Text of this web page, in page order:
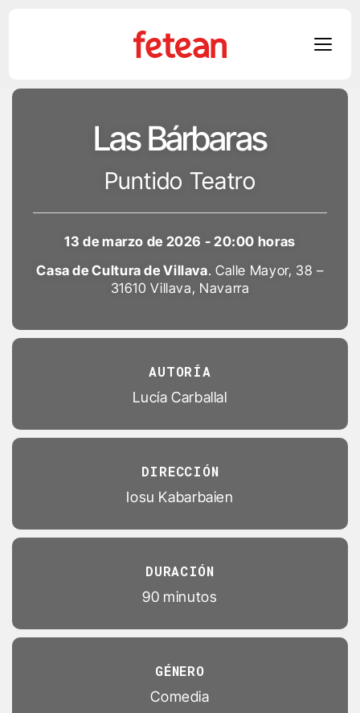
Skip
Las Bárbaras
Puntido Teatro
13 de marzo de 2026 - 20:00 horas
Casa de Cultura de Villava. Calle Mayor, 38 –
31610 Villava, Navarra
AUTORÍA
Lucía Carballal
DIRECCIÓN
Iosu Kabarbaien
DURACIÓN
90 minutos
GÉNERO
Comedia